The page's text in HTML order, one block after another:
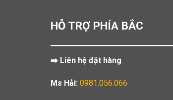
HỖ TRỢ PHÍA BẮC
➡️ Liên hệ đặt hàng
Ms Hải: 0981.056.066